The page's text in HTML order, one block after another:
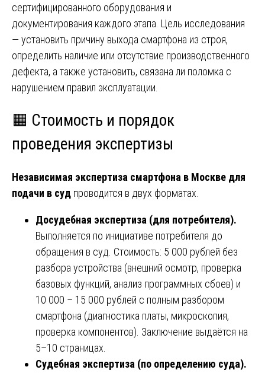
сертифицированного оборудования и
документирования каждого этапа. Цель исследования
— установить причину выхода смартфона из строя,
определить наличие или отсутствие производственного
дефекта, а также установить, связана ли поломка с
нарушением правил эксплуатации.
🟧 Стоимость и порядок
проведения экспертизы
Независимая экспертиза смартфона в Москве для
подачи в суд проводится в двух форматах.
Досудебная экспертиза (для потребителя).
Выполняется по инициативе потребителя до
обращения в суд. Стоимость: 5 000 рублей без
разбора устройства (внешний осмотр, проверка
базовых функций, анализ программных сбоев) и
10 000 – 15 000 рублей с полным разбором
смартфона (диагностика платы, микроскопия,
проверка компонентов). Заключение выдаётся на
5–10 страницах.
Судебная экспертиза (по определению суда).